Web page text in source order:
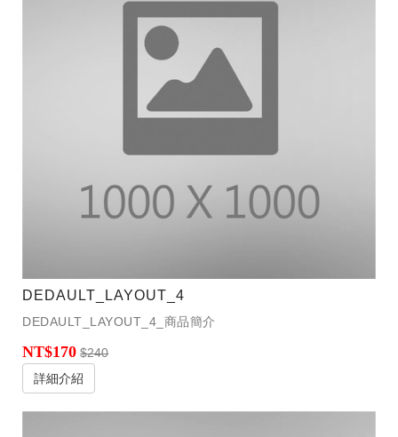
DEDAULT_LAYOUT_4
DEDAULT_LAYOUT_4_商品簡介
NT$170 $240
詳細介紹